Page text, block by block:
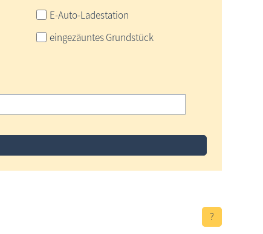
E-Auto-Ladestation
eingezäuntes Grundstück
?